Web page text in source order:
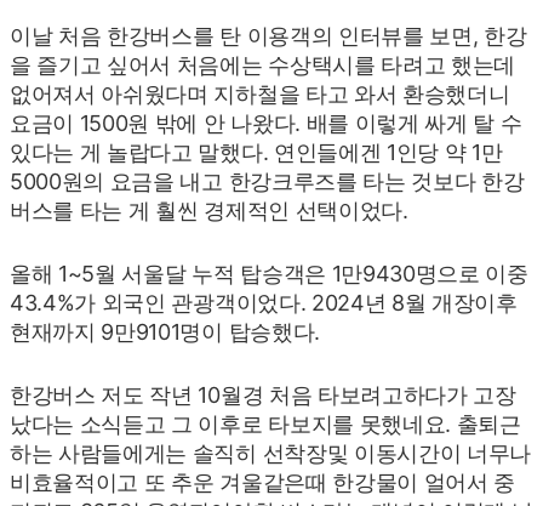
이날 처음 한강버스를 탄 이용객의 인터뷰를 보면, 한강
을 즐기고 싶어서 처음에는 수상택시를 타려고 했는데
없어져서 아쉬웠다며 지하철을 타고 와서 환승했더니
요금이 1500원 밖에 안 나왔다. 배를 이렇게 싸게 탈 수
있다는 게 놀랍다고 말했다. 연인들에겐 1인당 약 1만
5000원의 요금을 내고 한강크루즈를 타는 것보다 한강
버스를 타는 게 훨씬 경제적인 선택이었다.
올해 1~5월 서울달 누적 탑승객은 1만9430명으로 이중
43.4%가 외국인 관광객이었다. 2024년 8월 개장이후
현재까지 9만9101명이 탑승했다.
한강버스 저도 작년 10월경 처음 타보려고하다가 고장
났다는 소식듣고 그 이후로 타보지를 못했네요. 출퇴근
하는 사람들에게는 솔직히 선착장및 이동시간이 너무나
비효율적이고 또 추운 겨울같은때 한강물이 얼어서 중